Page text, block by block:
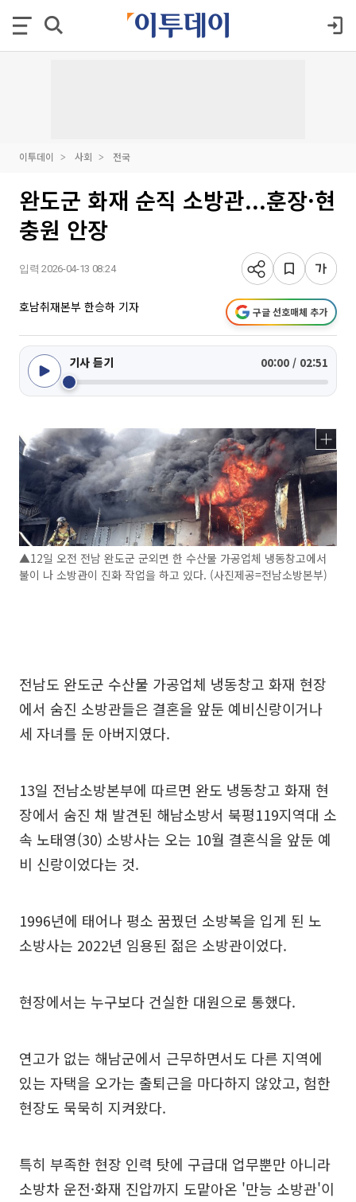
이투데이 사회 전국
완도군 화재 순직 소방관...훈장·현
충원 안장
입력 2026-04-13 08:24
호남취재본부 한승하 기자 구글 선호매체 추가
기사 듣기 00:00 / 02:51
▲12일 오전 전남 완도군 군외면 한 수산물 가공업체 냉동창고에서
불이 나 소방관이 진화 작업을 하고 있다. (사진제공=전남소방본부)
전남도 완도군 수산물 가공업체 냉동창고 화재 현장
에서 숨진 소방관들은 결혼을 앞둔 예비신랑이거나
세 자녀를 둔 아버지였다.
13일 전남소방본부에 따르면 완도 냉동창고 화재 현
장에서 숨진 채 발견된 해남소방서 북평119지역대 소
속 노태영(30) 소방사는 오는 10월 결혼식을 앞둔 예
비 신랑이었다는 것.
1996년에 태어나 평소 꿈꿨던 소방복을 입게 된 노
소방사는 2022년 임용된 젊은 소방관이었다.
현장에서는 누구보다 건실한 대원으로 통했다.
연고가 없는 해남군에서 근무하면서도 다른 지역에
있는 자택을 오가는 출퇴근을 마다하지 않았고, 험한
현장도 묵묵히 지켜왔다.
특히 부족한 현장 인력 탓에 구급대 업무뿐만 아니라
소방차 운전·화재 진압까지 도맡아온 '만능 소방관'이